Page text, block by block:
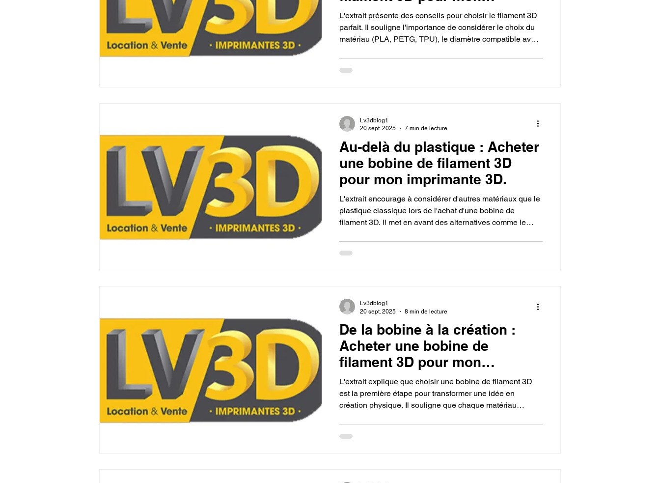
imprimante 3D.
L'extrait présente des conseils pour choisir le filament 3D
parfait. Il souligne l'importance de considérer le choix du
matériau (PLA, PETG, TPU), le diamètre compatible avec
Au-delà du plastique : Acheter
une bobine de filament 3D
pour mon imprimante 3D.
L'extrait encourage à considérer d'autres matériaux que le
plastique classique lors de l'achat d'une bobine de
filament 3D. Il met en avant des alternatives comme le
matériau permet de créer des pièces fonctionnelles,
Lv3dblog1
20 sept. 2025
7 min de lecture
De la bobine à la création :
Acheter une bobine de
filament 3D pour mon
imprimante 3D.
L'extrait explique que choisir une bobine de filament 3D
est la première étape pour transformer une idée en
création physique. Il souligne que chaque matériau
concrétiser ses projets, qu'ils soient artistiques,
Lv3dblog1
20 sept. 2025
8 min de lecture